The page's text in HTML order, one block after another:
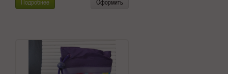
Подробнее Оформить